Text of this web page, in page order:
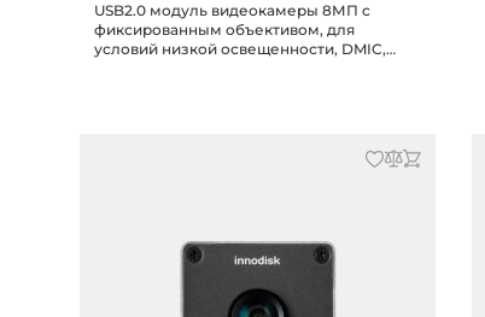
USB2.0 модуль видеокамеры 8МП с
фиксированным объективом, для
условий низкой освещенности, DMIC,